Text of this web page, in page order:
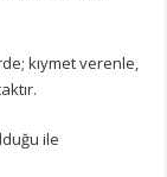
kıymet verenle,
ile